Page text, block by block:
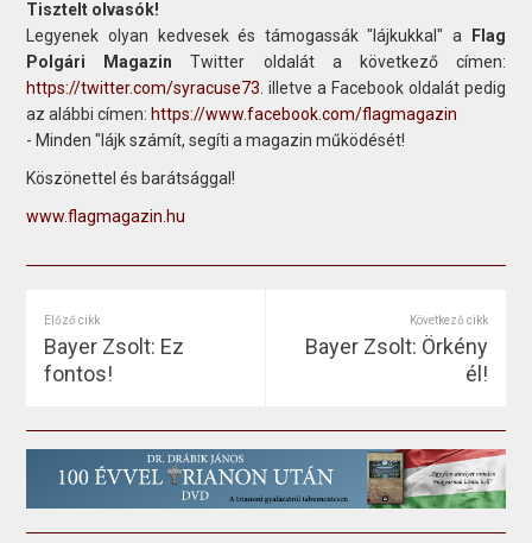
Tisztelt olvasók!
Legyenek olyan kedvesek és támogassák "lájkukkal" a
Flag
Polgári Magazin Twitter oldalát a következő címen:
https://twitter.com/syracuse73 . illetve a Facebook oldalát pedig
az alábbi címen: https://www.facebook.com/flagmagazin
- Minden "lájk számít, segíti a magazin működését!
Köszönettel és barátsággal!
www.flagmagazin.hu
Előző cikk
Bayer Zsolt: Ez
fontos!
Következő cikk
Bayer Zsolt: Örkény
él!